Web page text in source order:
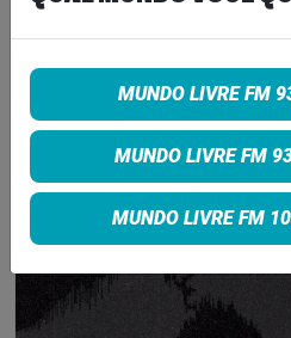
2 de janeiro de 2023
MUNDO LIVRE FM
MUNDO LIVRE FM
MUNDO LIVRE FM